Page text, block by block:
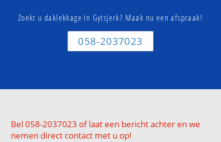
Zoekt u daklekkage in Gytsjerk? Maak nu een afspraak!
058-2037023
Bel 058-2037023 of laat een bericht achter en we
nemen direct contact met u op!